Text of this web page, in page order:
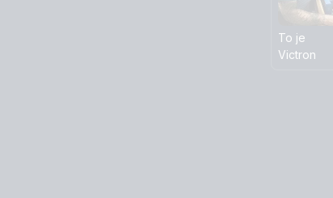
To je
Victron